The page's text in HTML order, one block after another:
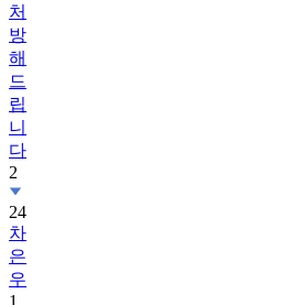
처
방
해
드
립
니
다
2
24
차
은
우
1